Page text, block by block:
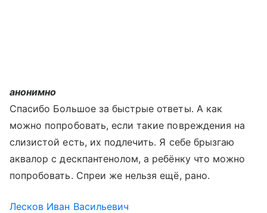
анонимно
Спасибо Большое за быстрые ответы. А как
можно попробовать, если такие повреждения на
слизистой есть, их подлечить. Я себе брызгаю
аквалор с дескпантенолом, а ребёнку что можно
попробовать. Спреи же нельзя ещё, рано.
Лесков Иван Васильевич